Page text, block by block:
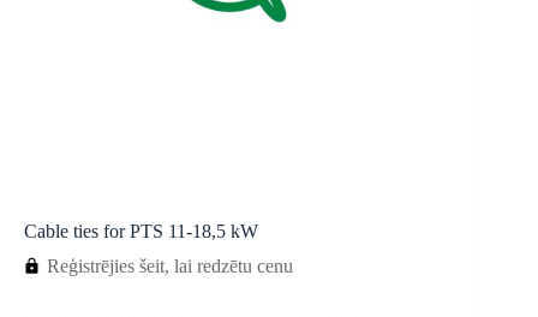
Cable ties for PTS 11-18,5 kW
Reģistrējies šeit, lai redzētu cenu